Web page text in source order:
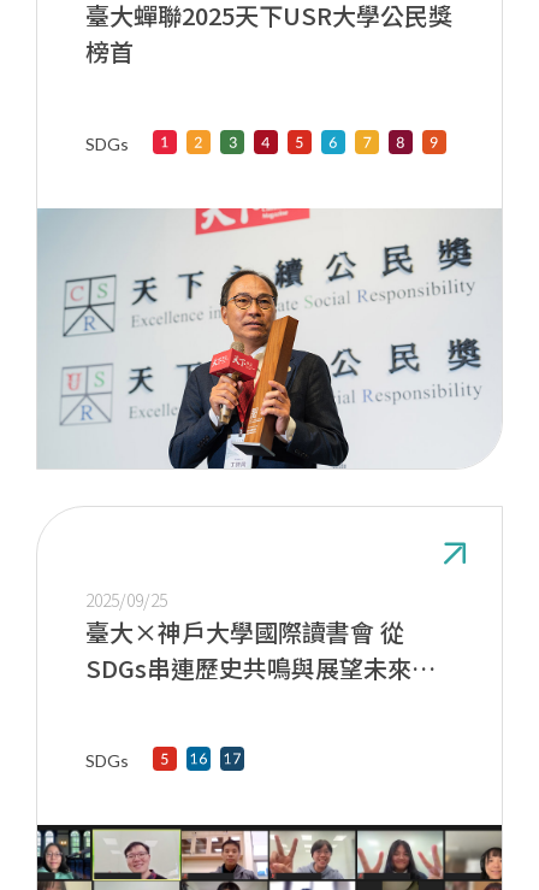
臺大蟬聯2025天下USR大學公民獎
榜首
SDGs
2025/09/25
臺大×神戶大學國際讀書會 從
SDGs串連歷史共鳴與展望未來科
SDGs